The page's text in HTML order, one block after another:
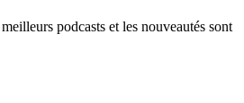
podcasts et les nouveautés sont